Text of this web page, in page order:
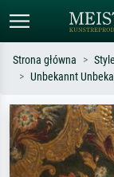
Szukaj wg artysty,
Monet,
impresjonizm, fala
Strona główna
Unbekannt